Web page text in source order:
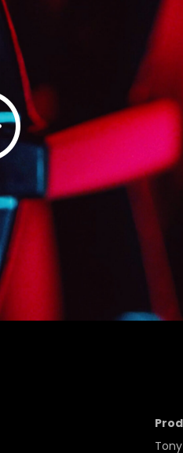
um den Vimeo-
Drittanbieters, um
Service kann Daten zu
Sie die Details durch
Service zu, um dieses
Management Platform